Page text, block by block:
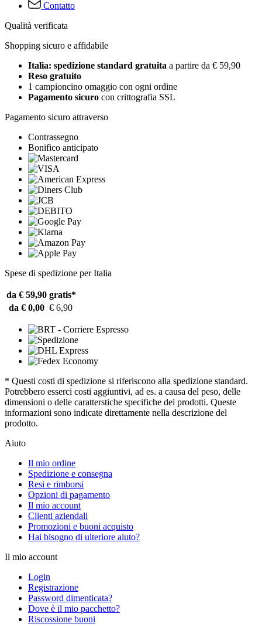
Contatto
Qualità verificata
Shopping sicuro e affidabile
Italia: spedizione standard gratuita a partire da € 59,90
Reso gratuito
1 campioncino omaggio con ogni ordine
Pagamento sicuro con crittografia SSL
Pagamento sicuro attraverso
Contrassegno
Bonifico anticipato
Spese di spedizione per Italia
da € 59,90 gratis*
da € 0,00 € 6,90
* Questi costi di spedizione si riferiscono alla spedizione standard.
Potrebbero esserci costi aggiuntivi, ad es. a causa del peso, delle
dimensioni o delle caratterstiche specifiche dei prodotti. Queste
informazioni sono indicate direttamente nella descrizione del
prodotto.
Aiuto
Il mio ordine
Spedizione e consegna
Resi e rimborsi
Opzioni di pagamento
Il mio account
Clienti aziendali
Promozioni e buoni acquisto
Hai bisogno di ulteriore aiuto?
Il mio account
Login
Registrazione
Password dimenticata?
Dove è il mio pacchetto?
Riscossione buoni